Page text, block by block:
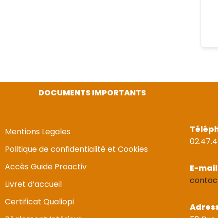
DOCUMENTS IMPORTANTS
Mentions Legales
Politique de confidentialité et Cookies
Accès Guide Proactiv
Livret d’accueil
Certificat Qualiopi
E-mail